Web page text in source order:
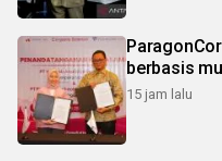
berbasis
15 jam lalu